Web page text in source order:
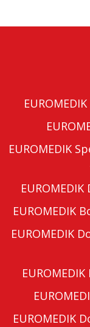
EUROMEDIK
EUROMEDIK
EUROMEDIK
EUROMEDIK